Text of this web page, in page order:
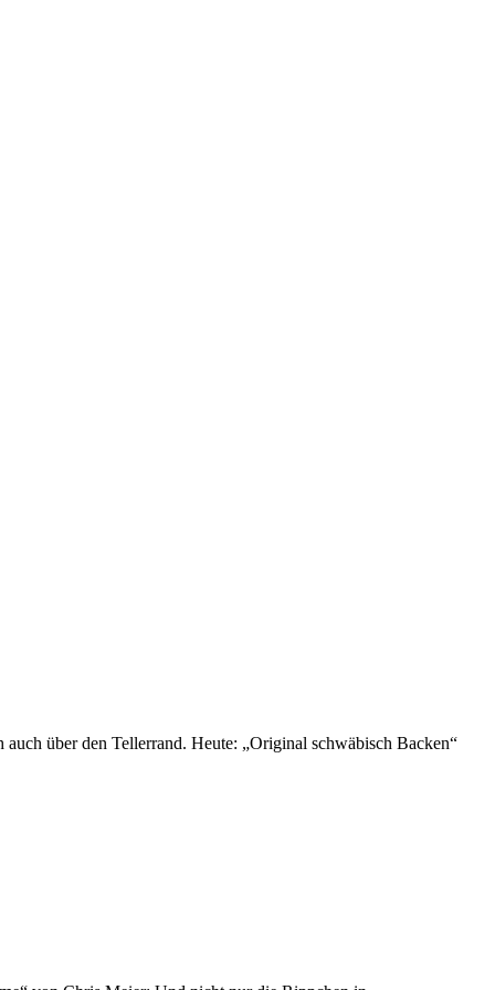
über den Tellerrand. Heute: „Original schwäbisch Backen“